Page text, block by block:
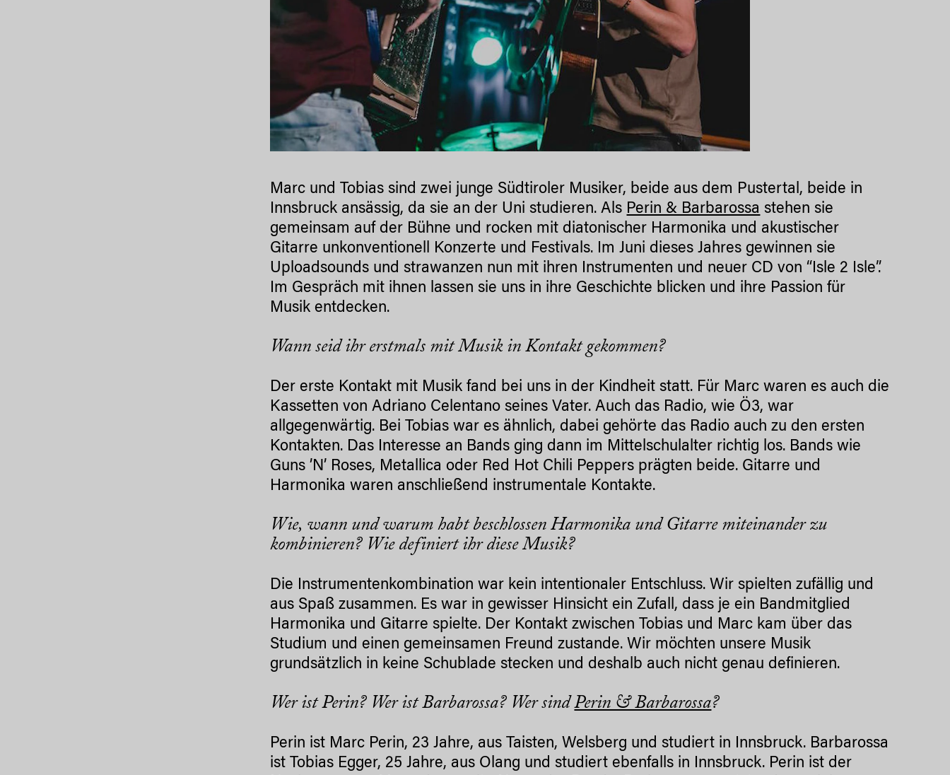
Marc und Tobias sind zwei junge Südtiroler Musiker, beide aus dem Pustertal, beide in
Innsbruck ansässig, da sie an der Uni studieren. Als Perin & Barbarossa stehen sie
gemeinsam auf der Bühne und rocken mit diatonischer Harmonika und akustischer
Gitarre unkonventionell Konzerte und Festivals. Im Juni dieses Jahres gewinnen sie
Uploadsounds und strawanzen nun mit ihren Instrumenten und neuer CD von “Isle 2 Isle”.
Im Gespräch mit ihnen lassen sie uns in ihre Geschichte blicken und ihre Passion für
Musik entdecken.
Wann seid ihr erstmals mit Musik in Kontakt gekommen?
Der erste Kontakt mit Musik fand bei uns in der Kindheit statt. Für Marc waren es auch die
Kassetten von Adriano Celentano seines Vater. Auch das Radio, wie Ö3, war
allgegenwärtig. Bei Tobias war es ähnlich, dabei gehörte das Radio auch zu den ersten
Kontakten. Das Interesse an Bands ging dann im Mittelschulalter richtig los. Bands wie
Guns ’N’ Roses, Metallica oder Red Hot Chili Peppers prägten beide. Gitarre und
Harmonika waren anschließend instrumentale Kontakte.
Wie, wann und warum habt beschlossen Harmonika und Gitarre miteinander zu
kombinieren? Wie definiert ihr diese Musik?
Die Instrumentenkombination war kein intentionaler Entschluss. Wir spielten zufällig und
aus Spaß zusammen. Es war in gewisser Hinsicht ein Zufall, dass je ein Bandmitglied
Harmonika und Gitarre spielte. Der Kontakt zwischen Tobias und Marc kam über das
Studium und einen gemeinsamen Freund zustande. Wir möchten unsere Musik
grundsätzlich in keine Schublade stecken und deshalb auch nicht genau definieren.
Wer ist Perin? Wer ist Barbarossa? Wer sindPerin & Barbarossa?
Perin ist Marc Perin, 23 Jahre, aus Taisten, Welsberg und studiert in Innsbruck. Barbarossa
ist Tobias Egger, 25 Jahre, aus Olang und studiert ebenfalls in Innsbruck. Perin ist der